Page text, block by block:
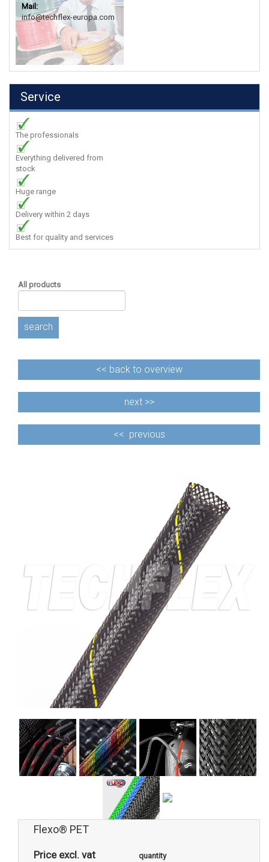
Mail:
info@techflex-europa.com
Service
The professionals
Everything delivered from
stock
Huge range
Delivery within 2 days
Best for quality and services
All products
search
<< back to overview
next >>
<< previous
Flexo® PET
Price excl. vat quantity